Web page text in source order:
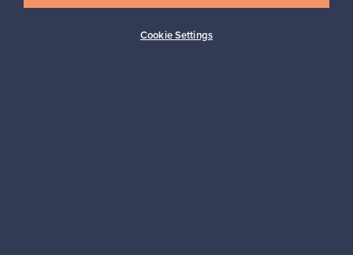
Cookie Settings